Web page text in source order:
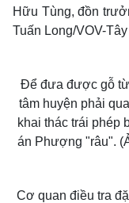
Hữu Tùng, đồn
Tuấn Long/VOV-
Để đưa được gỗ
tâm huyện phải
khai thác trái phép
án Phượng "râu".
Cơ quan điều tra